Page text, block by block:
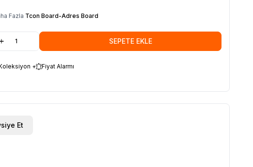
Fazla Tcon Board-Adres Board
SEPETE EKLE
+ Fiyat Alarmı
Et